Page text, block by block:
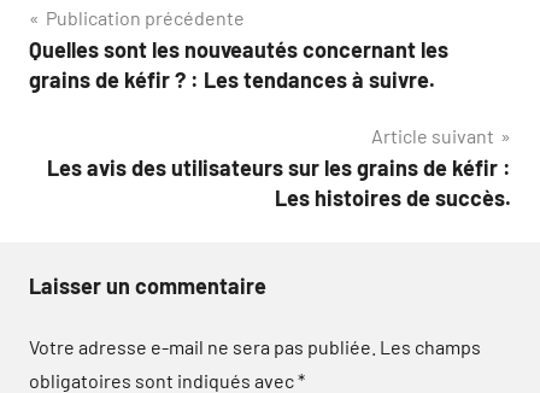
Navigation
de
Publication précédente
Quelles sont les nouveautés concernant les
grains de kéfir ? : Les tendances à suivre.
Article suivant
Les avis des utilisateurs sur les grains de kéfir :
Les histoires de succès.
Laisser un commentaire
Votre adresse e-mail ne sera pas publiée. Les champs
obligatoires sont indiqués avec*